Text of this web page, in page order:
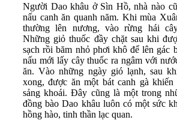
Người Dao khâu ở Sìn Hồ, nhà nào
nấu canh ăn quanh năm. Khi mùa
thường lên nương, vào rừng hái
Những giỏ thuốc đầy chặt sau khi
sạch rồi băm nhỏ phơi khô để lên gác
nấu mới lấy cây thuốc ra ngâm với
ăn. Vào những ngày gió lạnh, sau
xong, được ăn một bát canh gà
sảng khoái. Đây cũng là một trong
đồng bào Dao khâu luôn có một sức
hồng hào, tinh thần lạc quan.